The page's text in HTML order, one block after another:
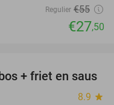
Regulier €55
€27,50
37%
+ friet en saus
8.9 star